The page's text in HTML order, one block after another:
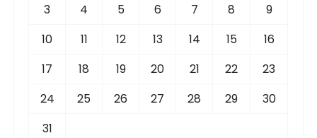
3
4 5 6 7 8
9
10
11 12 13 14 15
16
17
18 19 20 21 22
23
24
25 26 27 28 29
30
31